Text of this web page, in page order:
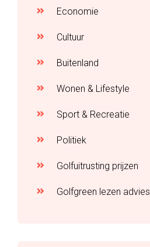
Economie
Cultuur
Buitenland
Wonen & Lifestyle
Sport & Recreatie
Politiek
Golfuitrusting prijzen
Golfgreen lezen advies